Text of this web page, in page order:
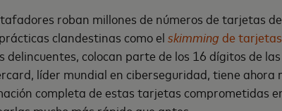
roban millones de números de tarjetas
clandestinas como el skimming de tarjetas
delincuentes, colocan parte de los 16 dígitos de
líder mundial en ciberseguridad, tiene ahora
completa de estas tarjetas comprometidas